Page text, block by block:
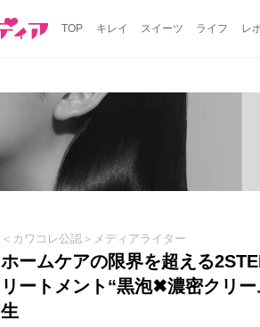
TOP キレイ スイーツ ライフ レ
＜カワコレ公認＞メディアライター
ホームケアの限界を超える
リートメント“黒泡✖濃密クリ
生